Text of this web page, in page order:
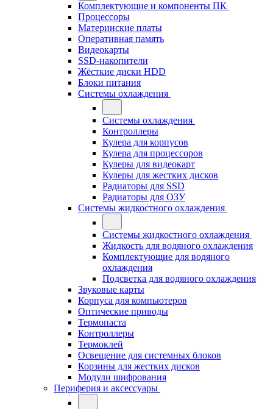
Комплектующие и компоненты ПК
Процессоры
Материнские платы
Оперативная память
Видеокарты
SSD-накопители
Жёсткие диски HDD
Блоки питания
Системы охлаждения
Системы охлаждения
Контроллеры
Кулера для корпусов
Кулера для процессоров
Кулеры для видеокарт
Кулеры для жестких дисков
Радиаторы для SSD
Радиаторы для ОЗУ
Системы жидкостного охлаждения
Системы жидкостного охлаждения
Жидкость для водяного охлаждения
Комплектующие для водяного
охлаждения
Подсветка для водяного охлаждения
Звуковые карты
Корпуса для компьютеров
Оптические приводы
Термопаста
Контроллеры
Термоклей
Освещение для системных блоков
Корзины для жестких дисков
Модули шифрования
Периферия и аксессуары